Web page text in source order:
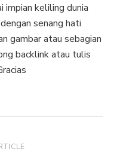
impian keliling dunia
senang hati
gambar atau sebagian
backlink atau tulis